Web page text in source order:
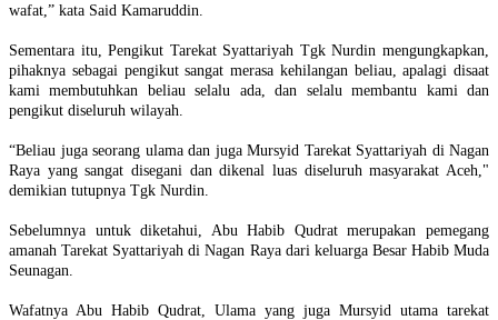
wafat,” kata Said Kamaruddin.
Sementara itu, Pengikut Tarekat Syattariyah Tgk Nurdin mengungkapkan,
pihaknya sebagai pengikut sangat merasa kehilangan beliau, apalagi disaat
kami membutuhkan beliau selalu ada, dan selalu membantu kami dan
pengikut diseluruh wilayah.
“Beliau juga seorang ulama dan juga Mursyid Tarekat Syattariyah di Nagan
Raya yang sangat disegani dan dikenal luas diseluruh masyarakat Aceh,"
demikian tutupnya Tgk Nurdin.
Sebelumnya untuk diketahui, Abu Habib Qudrat merupakan pemegang
amanah Tarekat Syattariyah di Nagan Raya dari keluarga Besar Habib Muda
Seunagan.
Wafatnya Abu Habib Qudrat, Ulama yang juga Mursyid utama tarekat